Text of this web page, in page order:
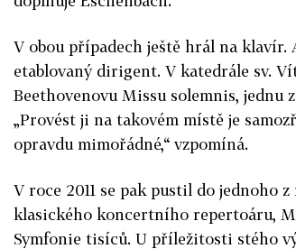
V obou případech ještě hrál na klavír.
etablovaný dirigent. V katedrále sv.
Beethovenovu Missu solemnis, jednu
„Provést ji na takovém místě je
opravdu mimořádné,“ vzpomíná.
V roce 2011 se pak pustil do jednoho
klasického koncertního repertoáru,
Symfonie tisíců. U příležitosti stého